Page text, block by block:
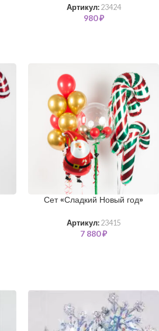
Артикул: 23424
980₽
Сет «Сладкий Новый год»
Артикул: 23415
7 880₽